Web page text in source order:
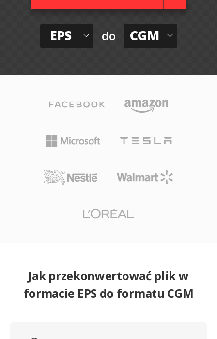
EPS do CGM
Jak przekonwertować plik w
formacie EPS do formatu CGM